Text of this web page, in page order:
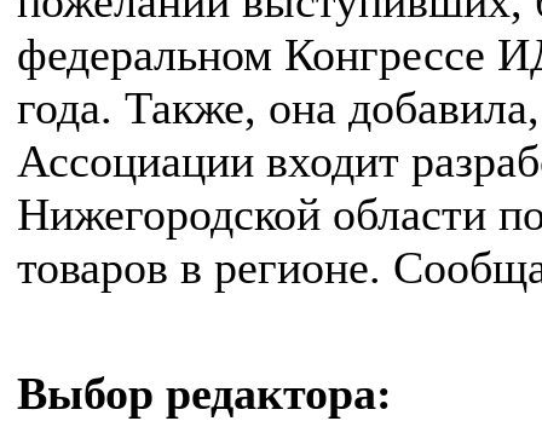
федеральном Конгрессе
года. Также, она
Ассоциации входит
Нижегородской области
товаров в регионе.
Выбор редактора: